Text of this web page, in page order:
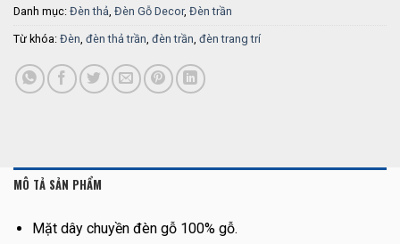
Danh mục: Đèn thả, Đèn Gỗ Decor, Đèn trần
Từ khóa: Đèn, đèn thả trần, đèn trần, đèn trang trí
MÔ TẢ SẢN PHẨM
Mặt dây chuyền đèn gỗ 100% gỗ.